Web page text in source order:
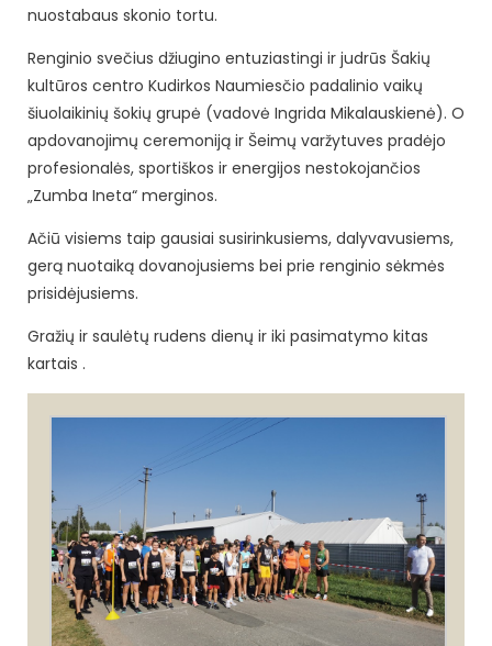
nuostabaus skonio tortu.
Renginio svečius džiugino entuziastingi ir judrūs Šakių
kultūros centro Kudirkos Naumiesčio padalinio vaikų
šiuolaikinių šokių grupė (vadovė Ingrida Mikalauskienė). O
apdovanojimų ceremoniją ir Šeimų varžytuves pradėjo
profesionalės, sportiškos ir energijos nestokojančios
„Zumba Ineta“ merginos.
Ačiū visiems taip gausiai susirinkusiems, dalyvavusiems,
gerą nuotaiką dovanojusiems bei prie renginio sėkmės
prisidėjusiems.
Gražių ir saulėtų rudens dienų ir iki pasimatymo kitas
kartais .